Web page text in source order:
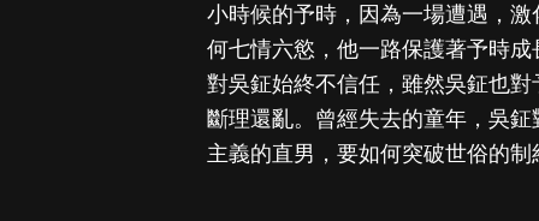
小時候的予時，因為一場遭遇，
何七情六慾，他一路保護著予時
對吳鉦始終不信任，雖然吳鉦也
斷理還亂。曾經失去的童年，吳
主義的直男，要如何突破世俗的